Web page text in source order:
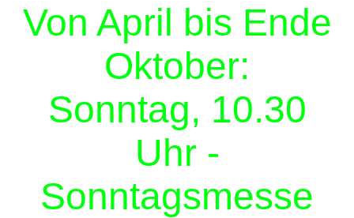
Von April bis Ende
Oktober:
Sonntag, 10.30
Uhr -
Sonntagsmesse